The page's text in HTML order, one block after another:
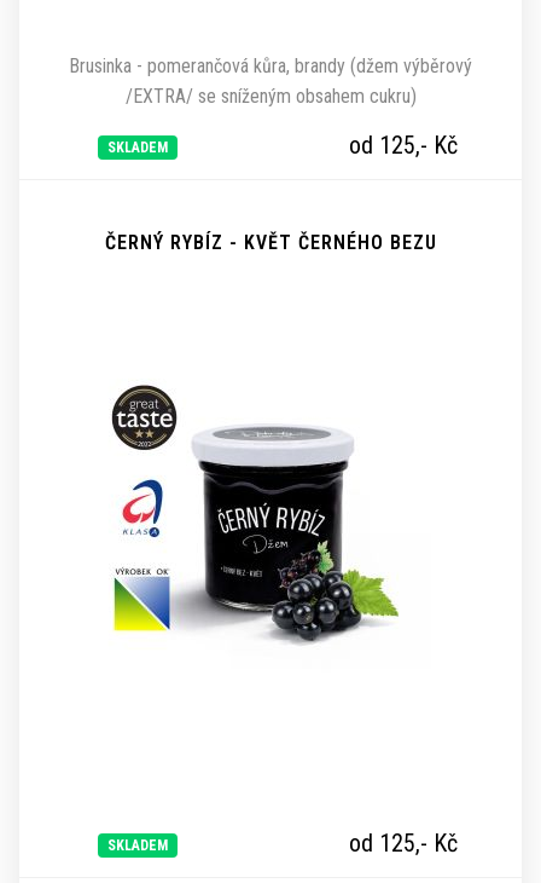
Brusinka - pomerančová kůra, brandy (džem výběrový
/EXTRA/ se sníženým obsahem cukru)
SKLADEM od 125,- Kč
ČERNÝ RYBÍZ - KVĚT ČERNÉHO BEZU
SKLADEM od 125,- Kč